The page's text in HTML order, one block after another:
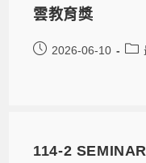
雲教育獎
2026-06-10
114-2